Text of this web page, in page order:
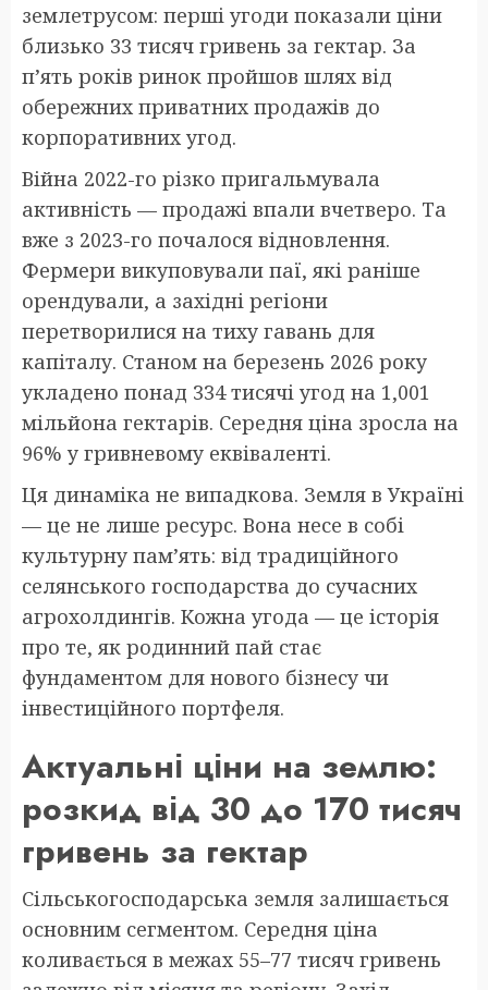
землетрусом: перші угоди показали ціни
близько 33 тисяч гривень за гектар. За
п’ять років ринок пройшов шлях від
обережних приватних продажів до
корпоративних угод.
Війна 2022-го різко пригальмувала
активність — продажі впали вчетверо. Та
вже з 2023-го почалося відновлення.
Фермери викуповували паї, які раніше
орендували, а західні регіони
перетворилися на тиху гавань для
капіталу. Станом на березень 2026 року
укладено понад 334 тисячі угод на 1,001
мільйона гектарів. Середня ціна зросла на
96% у гривневому еквіваленті.
Ця динаміка не випадкова. Земля в Україні
— це не лише ресурс. Вона несе в собі
культурну пам’ять: від традиційного
селянського господарства до сучасних
агрохолдингів. Кожна угода — це історія
про те, як родинний пай стає
фундаментом для нового бізнесу чи
інвестиційного портфеля.
Актуальні ціни на землю:
розкид від 30 до 170 тисяч
гривень за гектар
Сільськогосподарська земля залишається
основним сегментом. Середня ціна
коливається в межах 55–77 тисяч гривень